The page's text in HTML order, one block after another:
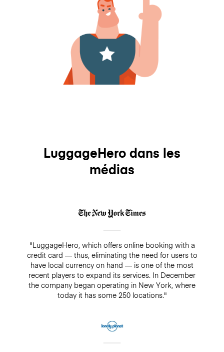
LuggageHero dans les
médias
"LuggageHero, which offers online booking with a
credit card — thus, eliminating the need for users to
have local currency on hand — is one of the most
recent players to expand its services. In December
the company began operating in New York, where
today it has some 250 locations."